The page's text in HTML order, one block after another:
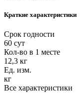
Краткие характеристики
Срок годности
60 сут
Кол-во в 1 месте
12,3 кг
Ед. изм.
кг
Все характеристики